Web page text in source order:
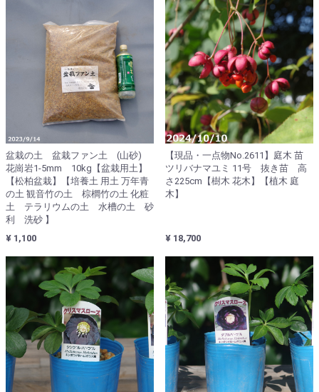
盆栽の土 盆栽ファン土 (山砂)
花崗岩1-5mm 10kg【盆栽用土】
【松柏盆栽】【培養土 用土 万年青
の土 観音竹の土 棕櫚竹の土 化粧
土 テラリウムの土 水槽の土 砂
利 洗砂 】
¥ 1,100
【現品・一点物No.2611】庭木 苗
ツリバナマユミ 11号 抜き苗 高
さ225cm【樹木 花木】【植木 庭
木】
¥ 18,700